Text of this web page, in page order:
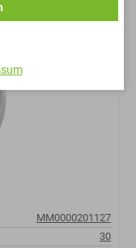
MM0000201127
30